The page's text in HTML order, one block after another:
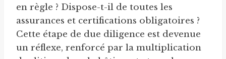
en règle ? Dispose-t-il de toutes les
assurances et certifications obligatoires ?
Cette étape de due diligence est devenue
un réflexe, renforcé par la multiplication